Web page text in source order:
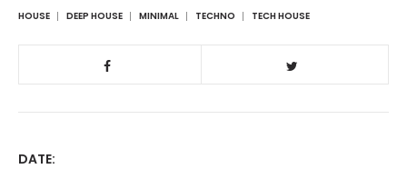
HOUSE DEEP HOUSE MINIMAL TECHNO TECH HOUSE
DATE: